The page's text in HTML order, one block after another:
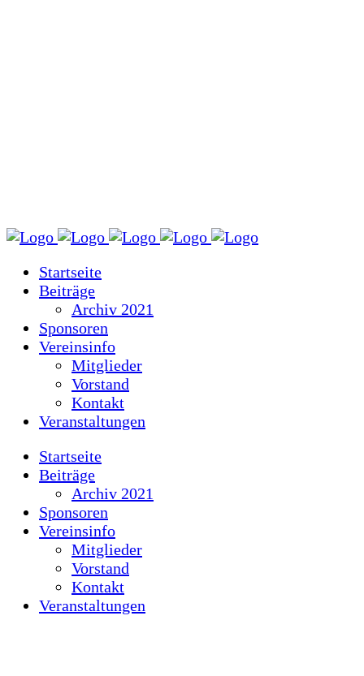
Startseite
Beiträge
Archiv 2021
Sponsoren
Vereinsinfo
Mitglieder
Vorstand
Kontakt
Veranstaltungen
Startseite
Beiträge
Archiv 2021
Sponsoren
Vereinsinfo
Mitglieder
Vorstand
Kontakt
Veranstaltungen